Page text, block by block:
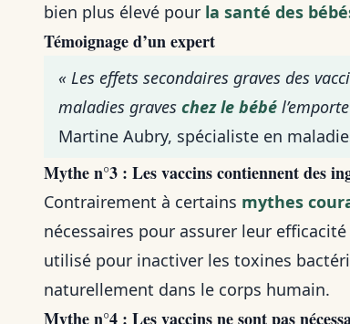
bien plus élevé pour la santé des
Témoignage d’un expert
« Les effets secondaires graves des
maladies graves chez le bébé
Martine Aubry, spécialiste en
Mythe n°3 : Les vaccins contiennent des
Contrairement à certains mythes
nécessaires pour assurer leur
utilisé pour inactiver les toxines
naturellement dans le corps humain.
Mythe n°4 : Les vaccins ne sont pas